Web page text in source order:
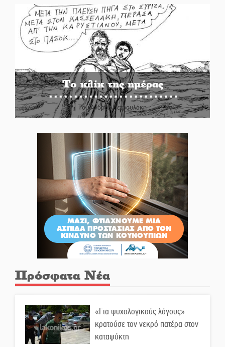
Το κλίκ της ημέρας
Του Ανδρέα Πετρουλάκη
Πρόσφατα Νέα
«Για ψυχολογικούς λόγους»
κρατούσε τον νεκρό πατέρα στον
καταψύκτη